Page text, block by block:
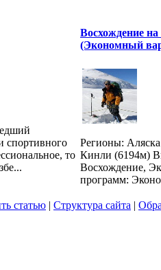
спортивного
то
Восхождение
(Экономный
Регионы:
Кинли (6194м)
Восхождение,
программ:
статью | Структура сайта |